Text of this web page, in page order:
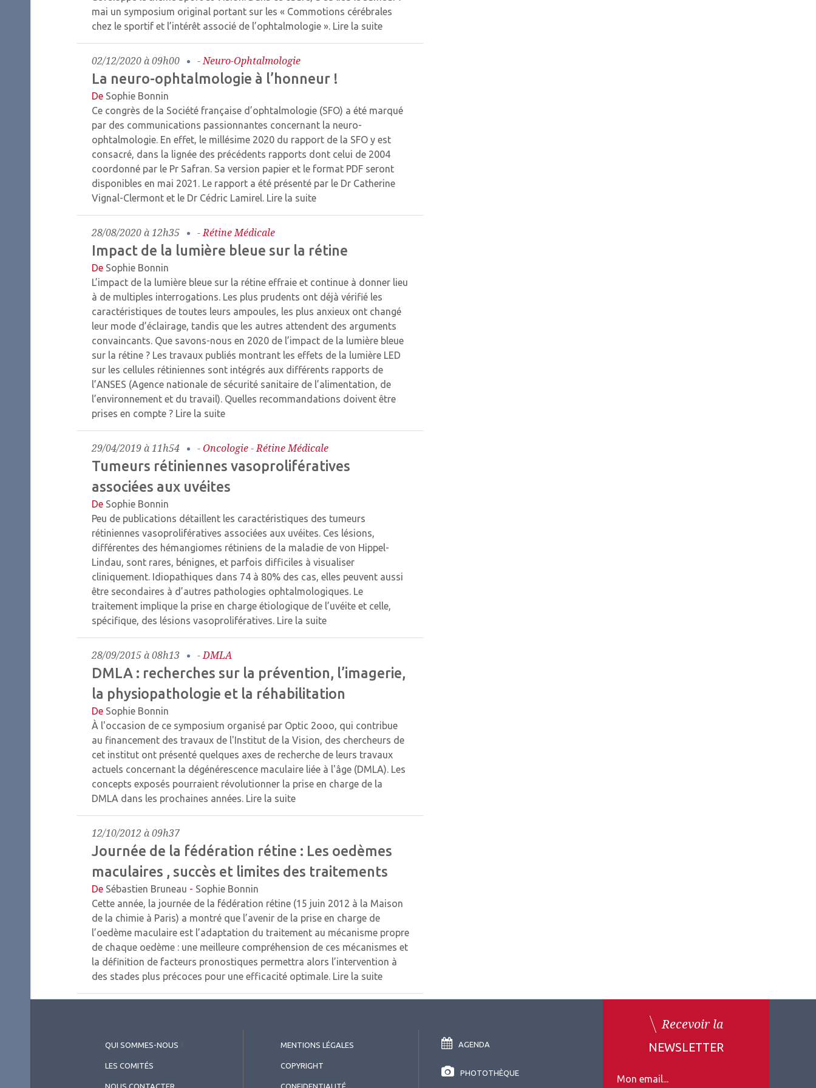
mai un symposium original portant sur les « Commotions cérébrales
chez le sportif et l’intérêt associé de l’ophtalmologie ». Lire la suite
02/12/2020 à 09h00 -Neuro-Ophtalmologie
La neuro-ophtalmologie à l’honneur !
De Sophie Bonnin
Ce congrès de la Société française d’ophtalmologie (SFO) a été marqué
par des communications passionnantes concernant la neuro-
ophtalmologie. En effet, le millésime 2020 du rapport de la SFO y est
consacré, dans la lignée des précédents rapports dont celui de 2004
coordonné par le Pr Safran. Sa version papier et le format PDF seront
disponibles en mai 2021. Le rapport a été présenté par le Dr Catherine
Vignal-Clermont et le Dr Cédric Lamirel. Lire la suite
28/08/2020 à 12h35 -Rétine Médicale
Impact de la lumière bleue sur la rétine
De Sophie Bonnin
L’impact de la lumière bleue sur la rétine effraie et continue à donner lieu
à de multiples interrogations. Les plus prudents ont déjà vérifié les
caractéristiques de toutes leurs ampoules, les plus anxieux ont changé
leur mode d’éclairage, tandis que les autres attendent des arguments
convaincants. Que savons-nous en 2020 de l’impact de la lumière bleue
sur la rétine ? Les travaux publiés montrant les effets de la lumière LED
sur les cellules rétiniennes sont intégrés aux différents rapports de
l’ANSES (Agence nationale de sécurité sanitaire de l’alimentation, de
l’environnement et du travail). Quelles recommandations doivent être
prises en compte ? Lire la suite
29/04/2019 à 11h54 -Oncologie-Rétine Médicale
Tumeurs rétiniennes vasoprolifératives
associées aux uvéites
De Sophie Bonnin
Peu de publications détaillent les caractéristiques des tumeurs
rétiniennes vasoprolifératives associées aux uvéites. Ces lésions,
différentes des hémangiomes rétiniens de la maladie de von Hippel-
Lindau, sont rares, bénignes, et parfois difficiles à visualiser
cliniquement. Idiopathiques dans 74 à 80% des cas, elles peuvent aussi
être secondaires à d’autres pathologies ophtalmologiques. Le
traitement implique la prise en charge étiologique de l’uvéite et celle,
spécifique, des lésions vasoprolifératives. Lire la suite
28/09/2015 à 08h13 -DMLA
DMLA : recherches sur la prévention, l’imagerie,
la physiopathologie et la réhabilitation
De Sophie Bonnin
À l'occasion de ce symposium organisé par Optic 2ooo, qui contribue
au financement des travaux de l'Institut de la Vision, des chercheurs de
cet institut ont présenté quelques axes de recherche de leurs travaux
actuels concernant la dégénérescence maculaire liée à l'âge (DMLA). Les
concepts exposés pourraient révolutionner la prise en charge de la
DMLA dans les prochaines années. Lire la suite
12/10/2012 à 09h37
Journée de la fédération rétine : Les oedèmes
maculaires , succès et limites des traitements
De Sébastien Bruneau - Sophie Bonnin
Cette année, la journée de la fédération rétine (15 juin 2012 à la Maison
de la chimie à Paris) a montré que l’avenir de la prise en charge de
l’oedème maculaire est l’adaptation du traitement au mécanisme propre
de chaque oedème : une meilleure compréhension de ces mécanismes et
la définition de facteurs pronostiques permettra alors l’intervention à
des stades plus précoces pour une efficacité optimale. Lire la suite
QUI SOMMES-NOUS
LES COMITÉS
NOUS CONTACTER
MENTIONS LÉGALES
COPYRIGHT
CONFIDENTIALITÉ
AGENDA
PHOTOTHÈQUE
Recevoir la
NEWSLETTER